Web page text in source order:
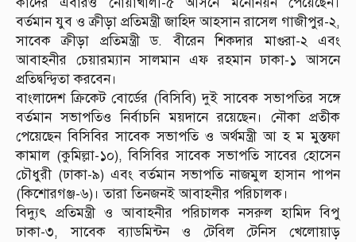
বর্তমান যুব ও ক্রীড়া প্রতিমন্ত্রী জাহিদ আহসান রাসেল গাজীপুর-২,
সাবেক ক্রীড়া প্রতিমন্ত্রী ড. বীরেন শিকদার মাগুরা-২ এবং
আবাহনীর চেয়ারম্যান সালমান এফ রহমান ঢাকা-১ আসনে
প্রতিদ্বন্দ্বিতা করবেন।
বাংলাদেশ ক্রিকেট বোর্ডের (বিসিবি) দুই সাবেক সভাপতির সঙ্গে
বর্তমান সভাপতিও নির্বাচনি ময়দানে রয়েছেন। নৌকা প্রতীক
পেয়েছেন বিসিবির সাবেক সভাপতি ও অর্থমন্ত্রী আ হ ম মুস্তফা
কামাল (কুমিল্লা-১০), বিসিবির সাবেক সভাপতি সাবের হোসেন
চৌধুরী (ঢাকা-৯) এবং বর্তমান সভাপতি নাজমুল হাসান পাপন
(কিশোরগঞ্জ-৬)। তারা তিনজনই আবাহনীর পরিচালক।
বিদ্যুৎ প্রতিমন্ত্রী ও আবাহনীর পরিচালক নসরুল হামিদ বিপু
ঢাকা-৩, সাবেক ব্যাডমিন্টন ও টেবিল টেনিস খেলোয়াড়